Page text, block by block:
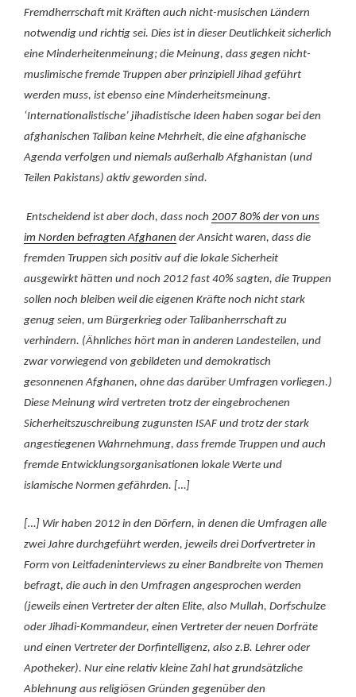
Fremdherrschaft mit Kräften auch nicht-musischen Ländern
notwendig und richtig sei. Dies ist in dieser Deutlichkeit sicherlich
eine Minderheitenmeinung; die Meinung, dass gegen nicht-
muslimische fremde Truppen aber prinzipiell Jihad geführt
werden muss, ist ebenso eine Minderheitsmeinung.
‘Internationalistische’ jihadistische Ideen haben sogar bei den
afghanischen Taliban keine Mehrheit, die eine afghanische
Agenda verfolgen und niemals außerhalb Afghanistan (und
Teilen Pakistans) aktiv geworden sind.
Entscheidend ist aber doch, dass noch 2007 80% der von uns
im Norden befragten Afghanen der Ansicht waren, dass die
fremden Truppen sich positiv auf die lokale Sicherheit
ausgewirkt hätten und noch 2012 fast 40% sagten, die Truppen
sollen noch bleiben weil die eigenen Kräfte noch nicht stark
genug seien, um Bürgerkrieg oder Talibanherrschaft zu
verhindern. (Ähnliches hört man in anderen Landesteilen, und
zwar vorwiegend von gebildeten und demokratisch
gesonnenen Afghanen, ohne das darüber Umfragen vorliegen.)
Diese Meinung wird vertreten trotz der eingebrochenen
Sicherheitszuschreibung zugunsten ISAF und trotz der stark
angestiegenen Wahrnehmung, dass fremde Truppen und auch
fremde Entwicklungsorganisationen lokale Werte und
islamische Normen gefährden. […]
[…] Wir haben 2012 in den Dörfern, in denen die Umfragen alle
zwei Jahre durchgeführt werden, jeweils drei Dorfvertreter in
Form von Leitfadeninterviews zu einer Bandbreite von Themen
befragt, die auch in den Umfragen angesprochen werden
(jeweils einen Vertreter der alten Elite, also Mullah, Dorfschulze
oder Jihadi-Kommandeur, einen Vertreter der neuen Dorfräte
und einen Vertreter der Dorfintelligenz, also z.B. Lehrer oder
Apotheker). Nur eine relativ kleine Zahl hat grundsätzliche
Ablehnung aus religiösen Gründen gegenüber den